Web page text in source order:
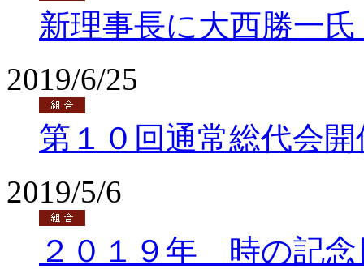
新理事長に大西勝一
2019/6/25
第１０回通常総代会開
2019/5/6
２０１９年 時の記